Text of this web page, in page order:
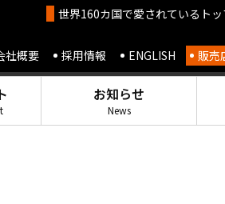
世界160カ国で愛されているト
社概要 採用情報 ENGLISH 販売
お知らせ
News